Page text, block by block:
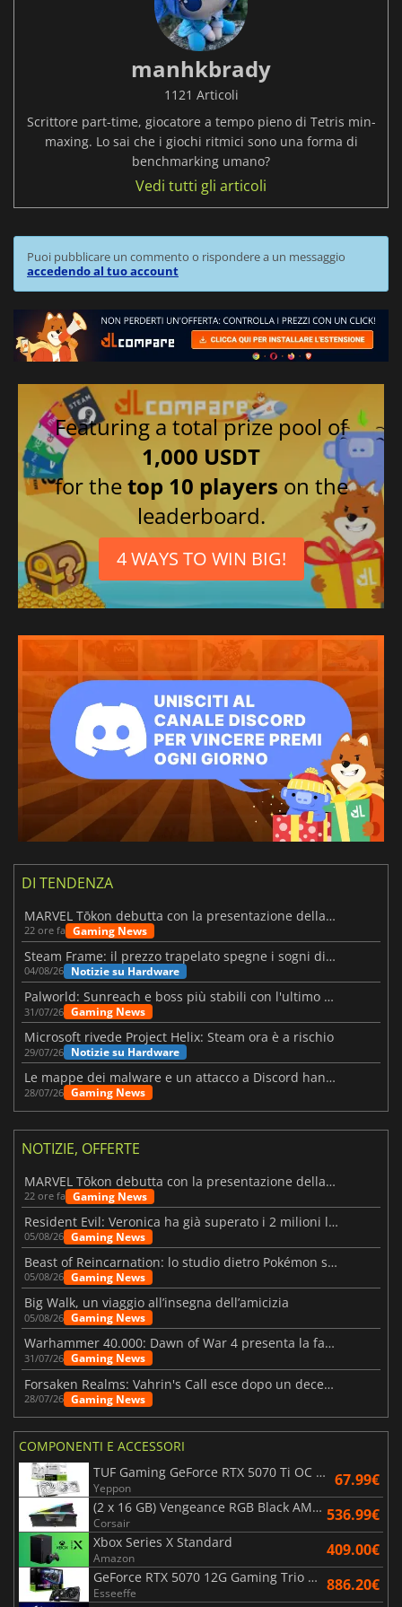
manhkbrady
1121 Articoli
Scrittore part-time, giocatore a tempo pieno di Tetris min-
maxing. Lo sai che i giochi ritmici sono una forma di
benchmarking umano?
Vedi tutti gli articoli
Puoi pubblicare un commento o rispondere a un messaggio
accedendo al tuo account
Featuring a total prize pool of
1,000 USDT
for thetop 10 players on the
leaderboard.
4 WAYS TO WIN BIG!
DI TENDENZA
MARVEL Tōkon debutta con la presentazione della roadmap per il primo anno
22 ore fa Gaming News
Steam Frame: il prezzo trapelato spegne i sogni di un VR economico
04/08/26 Notizie su Hardware
Palworld: Sunreach e boss più stabili con l'ultimo update
31/07/26 Gaming News
Microsoft rivede Project Helix: Steam ora è a rischio
29/07/26 Notizie su Hardware
Le mappe dei malware e un attacco a Discord hanno colpito Meccha Chameleon
28/07/26 Gaming News
NOTIZIE, OFFERTE
MARVEL Tōkon debutta con la presentazione della roadmap per il primo anno
22 ore fa Gaming News
Resident Evil: Veronica ha già superato i 2 milioni liste dei desideri
05/08/26 Gaming News
Beast of Reincarnation: lo studio dietro Pokémon su una nuova strada
05/08/26 Gaming News
Big Walk, un viaggio all’insegna dell’amicizia
05/08/26 Gaming News
Warhammer 40.000: Dawn of War 4 presenta la fazione dei Necron
31/07/26 Gaming News
Forsaken Realms: Vahrin's Call esce dopo un decennio di sviluppo
28/07/26 Gaming News
COMPONENTI E ACCESSORI
TUF Gaming GeForce RTX 5070 Ti OC White Edition 16GB
Yeppon 67.99€
(2 x 16 GB) Vengeance RGB Black AMD Expo 6000 MHz - CAS 30
Corsair 536.99€
Xbox Series X Standard
Amazon 409.00€
GeForce RTX 5070 12G Gaming Trio OC Black
Esseeffe 886.20€